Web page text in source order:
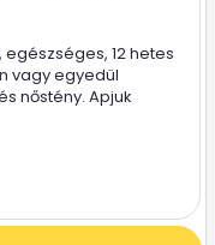
12 hetes
vagy egyedül
nőstény. Apjuk